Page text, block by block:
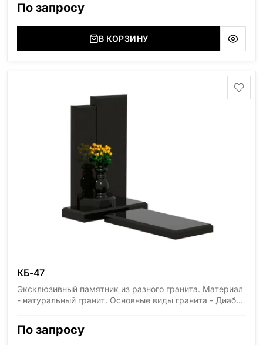
По запросу
В КОРЗИНУ
КБ-47
Эксклюзивный памятник из разного гранита. Материал
- натуральный гранит. Основные виды гранита - Диабаз
(Украина, Житомерская область), Лабродарит
По запросу